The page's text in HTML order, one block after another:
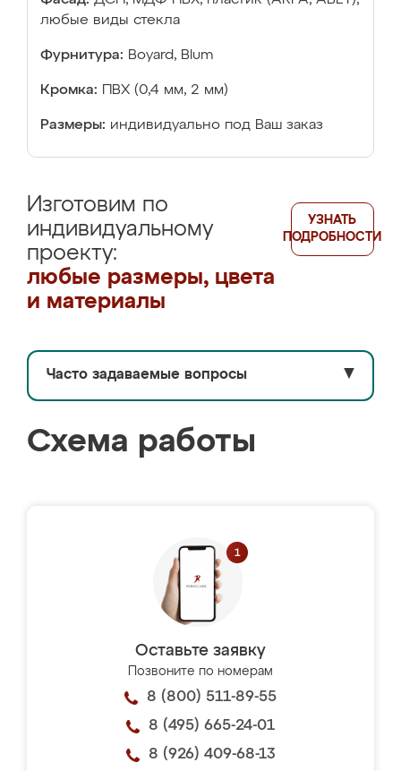
любые виды стекла
Фурнитура: Boyard, Blum
Кромка: ПВХ (0,4 мм, 2 мм)
Размеры: индивидуально под Ваш заказ
Изготовим по
индивидуальному
проекту:
любые размеры, цвета
и материалы
УЗНАТЬ
ПОДРОБНОСТИ
Часто задаваемые вопросы ▼
Схема работы
Оставьте заявку
Позвоните по номерам
8 (800) 511-89-55
8 (495) 665-24-01
8 (926) 409-68-13